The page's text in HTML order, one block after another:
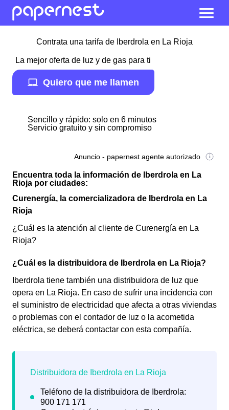
Contrata una tarifa de Iberdrola en La Rioja
La mejor oferta de luz y de gas para ti
Quiero que me llamen
Sencillo y rápido: solo en 6 minutos
Servicio gratuito y sin compromiso
Anuncio - papernest agente autorizado
Encuentra toda la información de Iberdrola en La
Rioja por ciudades:
Curenergía, la comercializadora de Iberdrola en La
Rioja
¿Cuál es la atención al cliente de Curenergía en La
Rioja?
¿Cuál es la distribuidora de Iberdrola en La Rioja?
Iberdrola tiene también una distribuidora de luz que
opera en La Rioja. En caso de sufrir una incidencia con
el suministro de electricidad que afecta a otras viviendas
o problemas con el contador de luz o la acometida
eléctrica, se deberá contactar con esta compañía.